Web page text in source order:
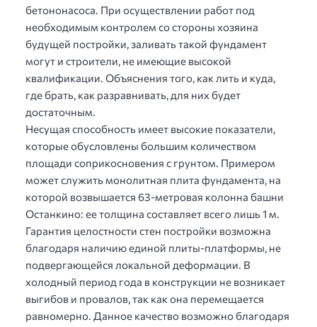
бетононасоса. При осуществлении работ под
необходимым контролем со стороны хозяина
будущей постройки, заливать такой фундамент
могут и строители, не имеющие высокой
квалификации. Объяснения того, как лить и куда,
где брать, как разравнивать, для них будет
достаточным.
Несущая способность имеет высокие показатели,
которые обусловлены большим количеством
площади соприкосновения с грунтом. Примером
может служить монолитная плита фундамента, на
которой возвышается 63-метровая колонна башни
Останкино: ее толщина составляет всего лишь 1 м.
Гарантия целостности стен постройки возможна
благодаря наличию единой плиты-платформы, не
подвергающейся локальной деформации. В
холодный период года в конструкции не возникает
выгибов и провалов, так как она перемещается
равномерно. Данное качество возможно благодаря